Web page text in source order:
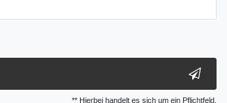
** Hierbei handelt es sich um ein Pflichtfeld.